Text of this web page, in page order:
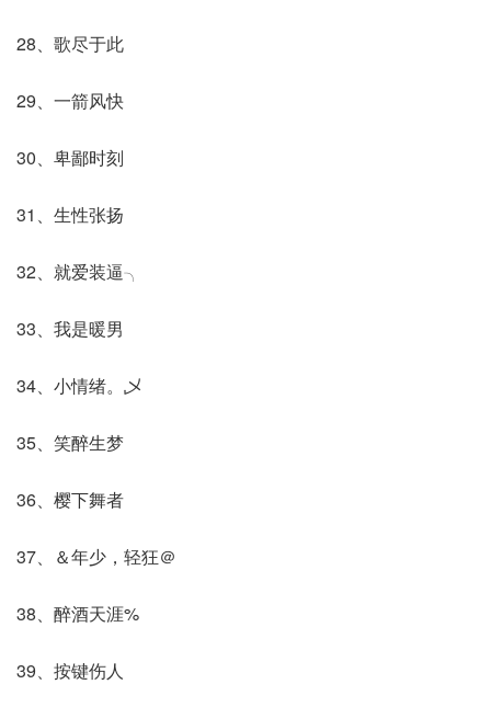
28、歌尽于此
29、一箭风快
30、卑鄙时刻
31、生性张扬
32、就爱装逼╮
33、我是暖男
34、小情绪。乄
35、笑醉生梦
36、樱下舞者
37、＆年少，轻狂＠
38、醉酒天涯%
39、按键伤人